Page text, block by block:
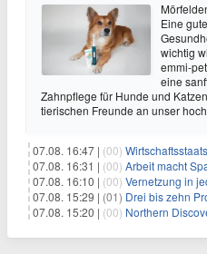
Eine
wichtig
emmi-
eine
Zahnpflege für Hunde und
tierischen Freunde an unser
07.08. 16:47 | (00) Wirtschaftsstaatssekretär
07.08. 16:31 | (00) Arbeit macht
07.08. 16:10 | (00) Vernetzung in jeder
07.08. 15:29 | (01) Drei bis zehn Prozent,
07.08. 15:20 | (00) Northern Discovery Metals